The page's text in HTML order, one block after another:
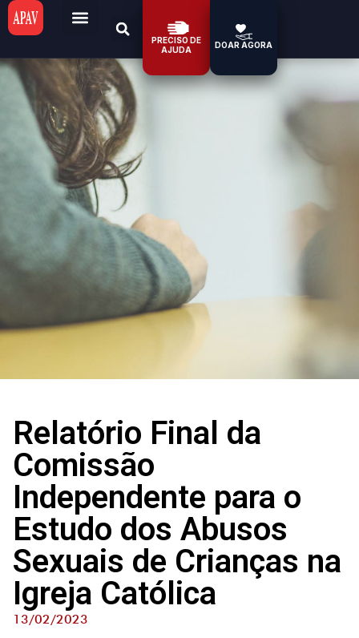
PRECISO DE
AJUDA
DOAR AGORA
Relatório Final da
Comissão
Independente para o
Estudo dos Abusos
Sexuais de Crianças na
Igreja Católica
13/02/2023